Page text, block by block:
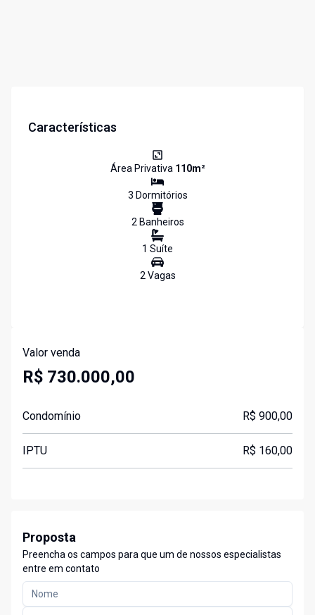
Características
Área Privativa 110m²
3 Dormitórios
2Banheiros
1 Suíte
2Vagas
Valor venda
R$ 730.000,00
Condomínio R$ 900,00
IPTU R$ 160,00
Proposta
Preencha os campos para que um de nossos especialistas
entre em contato